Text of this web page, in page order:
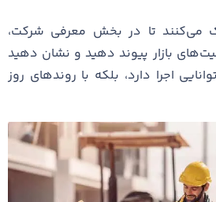
می‌کنند تا در بخش معرفی شرکت،
بازار پیوند دهید و نشان دهید
اجرا دارد، بلکه با روندهای روز